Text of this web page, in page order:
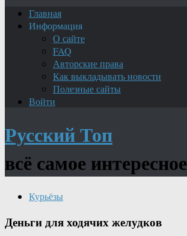
Главная
Информация
О сайте
FAQ
Авторские права
Как выкладывать новости
Полезные сайты
Войти
Русский Топ
всё самое интересное
Курьёзы
Деньги для ходячих желудков